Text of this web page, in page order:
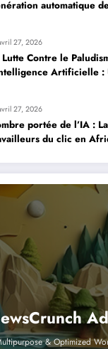
automatique
27, 2026
Lutte Contre le
Artificielle :
27, 2026
portée de l’IA :
du clic en
& Optimized